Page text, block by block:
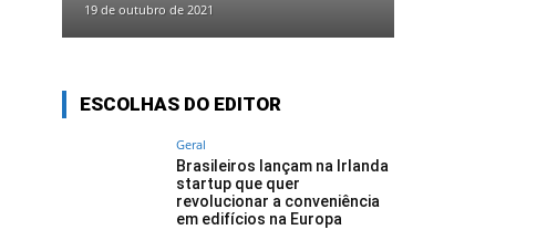
19 de outubro de 2021
ESCOLHAS DO EDITOR
Geral
Brasileiros lançam na Irlanda
startup que quer
revolucionar a conveniência
em edifícios na Europa